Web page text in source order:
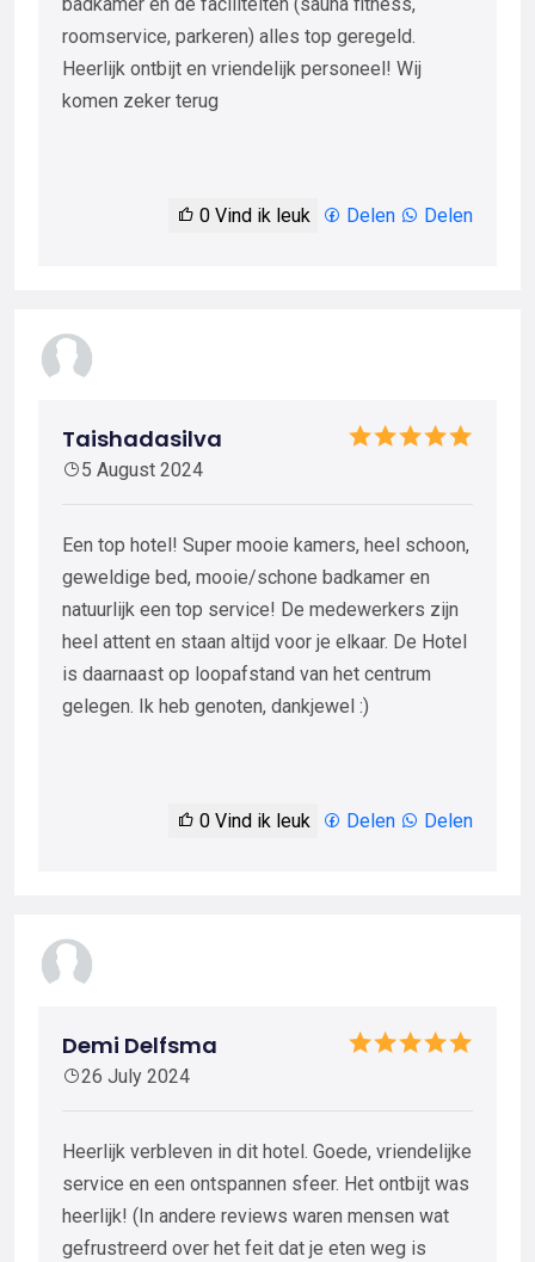
roomservice, parkeren) alles top geregeld.
Heerlijk ontbijt en vriendelijk personeel! Wij
komen zeker terug
0 Vind ik leuk Delen Delen
Taishadasilva
5 August 2024
Een top hotel! Super mooie kamers, heel schoon,
geweldige bed, mooie/schone badkamer en
natuurlijk een top service! De medewerkers zijn
heel attent en staan altijd voor je elkaar. De Hotel
is daarnaast op loopafstand van het centrum
gelegen. Ik heb genoten, dankjewel :)
0 Vind ik leuk Delen Delen
Demi Delfsma
26 July 2024
Heerlijk verbleven in dit hotel. Goede, vriendelijke
service en een ontspannen sfeer. Het ontbijt was
heerlijk! (In andere reviews waren mensen wat
gefrustreerd over het feit dat je eten weg is